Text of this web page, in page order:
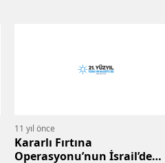
11 yıl önce
Kararlı Fırtına
Operasyonu’nun İsrail’de